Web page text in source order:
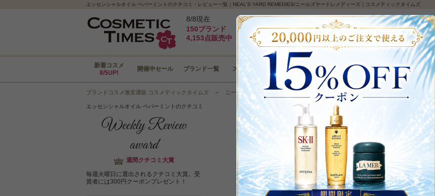
エッセンシャルオイル ペパーミントのクチコミ・レビュー一覧｜NEAL'S YARD REMEDIES/ニールズヤードレメディーズ｜コスメティックタイムズ
8/8現在
150ブランド
4,153点販売中
最大5%pt還元｜最短3日｜8,000円以上全国送料無料
ログイン
新規登録
新着コスメ
8/5UP!
開催中セール ブランド一覧 スキンケア メイクアップ ボディケア ヘアケア コフレ
ブランドコスメ激安通販 コスメティックタイムズ ＞ ニールズヤードレメディーズ＞ アロマ・アロマグッズ エッセンシャルオ
エッセンシャルオイル ペパーミントのクチコミ
Weekly Review
award
週間クチコミ大賞
毎週火曜日に選出されるクチコミ大賞。受
賞者には300円クーポンプレゼント！
ニールズヤードレメディー
エッセンシャルオイル
カテゴリ： アロマ・アロマグ
希望小売価格：